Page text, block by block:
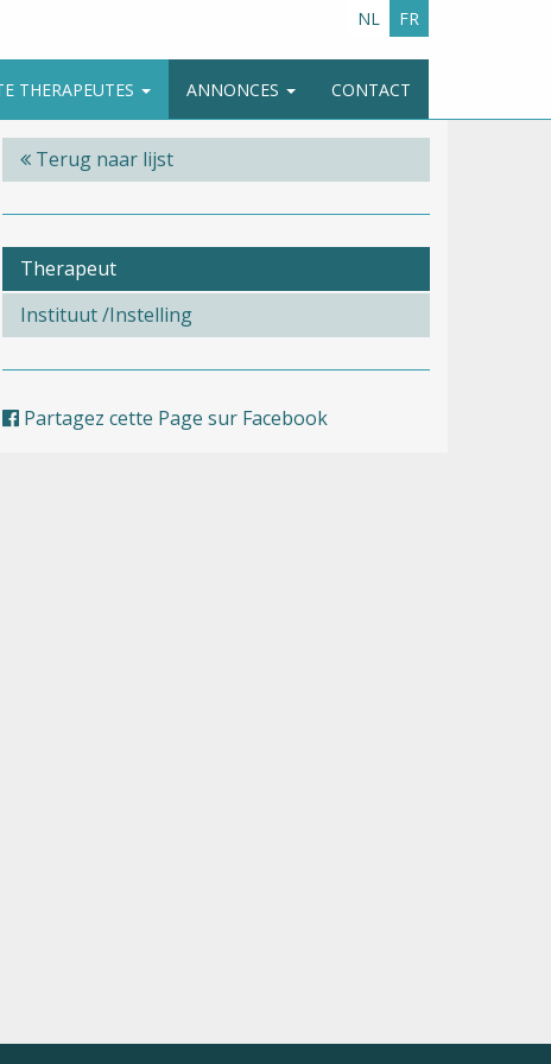
NL FR
THERAPEUTES ANNONCES CONTACT
Terug naar lijst
Therapeut
Instituut /Instelling
Partagez cette Page sur Facebook